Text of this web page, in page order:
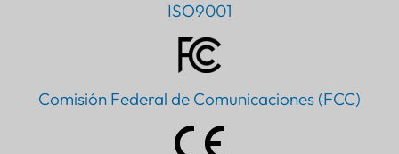
ISO9001
Comisión Federal de Comunicaciones (FCC)